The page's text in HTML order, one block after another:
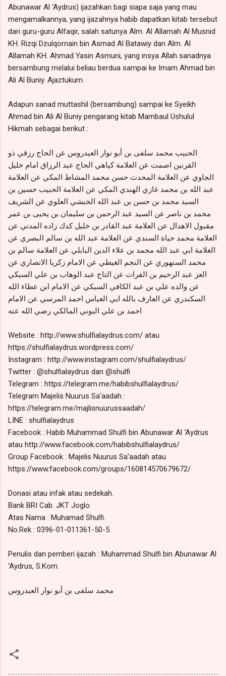
Abunawar Al ‘Aydrus) ijazahkan bagi siapa saja yang mau
mengamalkannya, yang ijazahnya habib dapatkan kitab tersebut
dari guru-guru Alfaqir, salah satunya Alm. Al Allamah Al Musnid
KH. Rizqi Dzulqornain bin Asmad Al Batawiy dan Alm. Al
Allamah KH. Ahmad Yasin Asmuni, yang insya Allah sanadnya
bersambung melalui beliau berdua sampai ke Imam Ahmad bin
Ali Al Buniy. Ajaztukum.
Adapun sanad muttashil (bersambung) sampai ke Syeikh
Ahmad bin Ali Al Buniy pengarang kitab Mambaul Ushulul
Hikmah sebagai berikut :
الحبيب محمد سلفى بن أبو نوار العيدروس عن الحاج رزقي ذو
القرنين اصمت عن العلامة كياهي الحاج عبد الرزاق امام خليل
الجاوي عن العلامة المحدث حسن محمد المشاط المكي عن العلامة
عبد الله بن محمد غازي الهندي المكي عن العلامة الحبيب حسين بن
السيد محمد بن حسن بن عبد الله الحبشي العلوي عن الشريف
محمد بن ناصر عن السيد عبد الرحمن بن سليمان بن يحيى بن عمر
مقبول الاهدال عن العلامة عبد القادر بن خليل كدك زاده المدني عن
العلامة محمد حياة السندي عن العلامة عبد الله بن سالم البصري عن
العلامة ابي عبد الله محمد بن علاء الدين البابلي عن العلامة سالم بن
محمد السنهوري عن النجم الغيطي عن الامام زكريا الانصاري عن
العز عبد الرحيم بن الفرات عن التاج عبد الوهاب بن علي السبكي
عن والده علي بن عبد الكافي السبكي عن الامام ابن عطاء الله
السكندري عن العارف بالله ابي العباس احمد المرسي عن الامام
احمد بن علي البوني المالكي رضي الله عنه
Website : http://www.shulfialaydrus.com/ atau
https://shulfialaydrus.wordpress.com/
Instagram : http://www.instagram.com/shulfialaydrus/
Twitter : @shulfialaydrus dan @shulfi
Telegram : https://telegram.me/habibshulfialaydrus/
Telegram Majelis Nuurus Sa'aadah :
https://telegram.me/majlisnuurussaadah/
LINE : shulfialaydrus
Facebook : Habib Muhammad Shulfi bin Abunawar Al ‘Aydrus
atau http://www.facebook.com/habibshulfialaydrus/
Group Facebook : Majelis Nuurus Sa’aadah atau
https://www.facebook.com/groups/160814570679672/
Donasi atau infak atau sedekah.
Bank BRI Cab. JKT Joglo.
Atas Nama : Muhamad Shulfi.
No.Rek : 0396-01-011361-50-5.
Penulis dan pemberi ijazah : Muhammad Shulfi bin Abunawar Al
‘Aydrus, S.Kom.
محمد سلفى بن أبو نوار العيدروس